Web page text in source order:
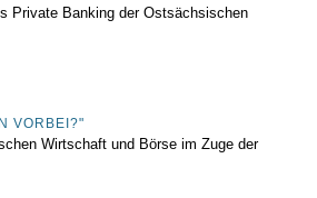
Private Banking der Ostsächsischen
VORBEI?"
Wirtschaft und Börse im Zuge der